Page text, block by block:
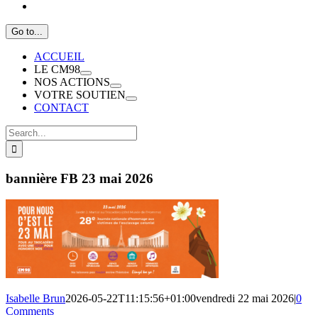
Go to...
ACCUEIL
LE CM98
NOS ACTIONS
VOTRE SOUTIEN
CONTACT
Search
for:
bannière FB 23 mai 2026
Isabelle Brun2026-05-22T11:15:56+01:00vendredi 22 mai 2026|0
Comments